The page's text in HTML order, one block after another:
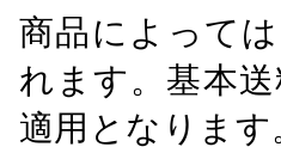
商品によって
れます。基本
適用となります